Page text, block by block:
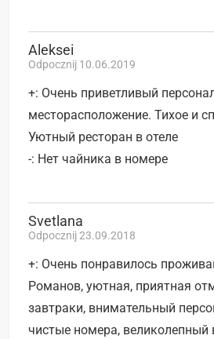
Aleksei
Odpocznij 10.06.2019
+: Очень приветливый
месторасположение. Тихое и
Уютный ресторан в отеле
-: Нет чайника в номере
Svetlana
Odpocznij 23.09.2018
+: Очень понравилось
Романов, уютная, приятная
завтраки, внимательный
чистые номера, великолепный